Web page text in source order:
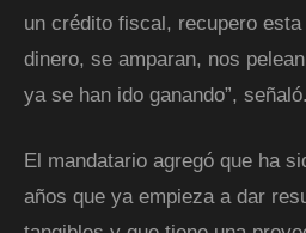
un crédito fiscal, recupero
dinero, se amparan, nos
ya se han ido ganando”, señaló.
El mandatario agregó que ha
años que ya empieza a dar